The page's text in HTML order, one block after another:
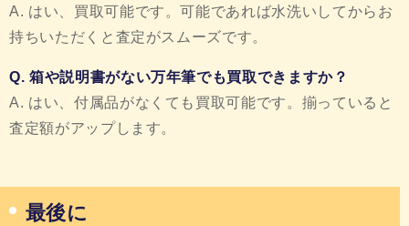
A. はい、買取可能です。可能であれば水洗いしてからお
持ちいただくと査定がスムーズです。
Q. 箱や説明書がない万年筆でも買取できますか？
A. はい、付属品がなくても買取可能です。揃っていると
査定額がアップします。
最後に